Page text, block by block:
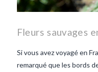
Fleurs sauvages
Si vous avez voyagé en
remarqué que les bords